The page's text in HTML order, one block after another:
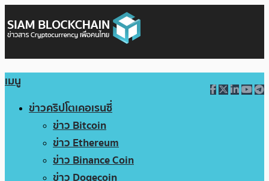
เมนู
ข่าวคริปโตเคอเรนซี่
ข่าว Bitcoin
ข่าว Ethereum
ข่าว Binance Coin